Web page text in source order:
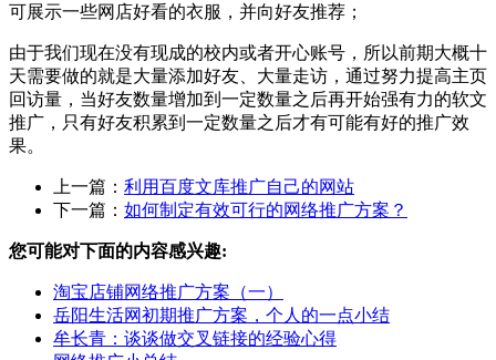
可展示一些网店好看的衣服，并向好友推荐；
由于我们现在没有现成的校内或者开心账号，所以前期大概十
天需要做的就是大量添加好友、大量走访，通过努力提高主页
回访量，当好友数量增加到一定数量之后再开始强有力的软文
推广，只有好友积累到一定数量之后才有可能有好的推广效
果。
上一篇： 利用百度文库推广自己的网站
下一篇： 如何制定有效可行的网络推广方案？
您可能对下面的内容感兴趣:
淘宝店铺网络推广方案（一）
岳阳生活网初期推广方案，个人的一点小结
牟长青：谈谈做交叉链接的经验心得